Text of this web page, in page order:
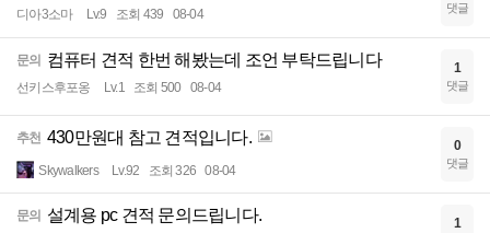
디아3소마 Lv.9 조회 439 08-04 댓글
문의 컴퓨터 견적 한번 해봤는데 조언 부탁드립니다
선키스후포옹 Lv.1 조회 500 08-04
1
댓글
추천 430만원대 참고 견적입니다.
Skywalkers Lv.92 조회 326 08-04
0
댓글
문의 설계용 pc 견적 문의드립니다. 1